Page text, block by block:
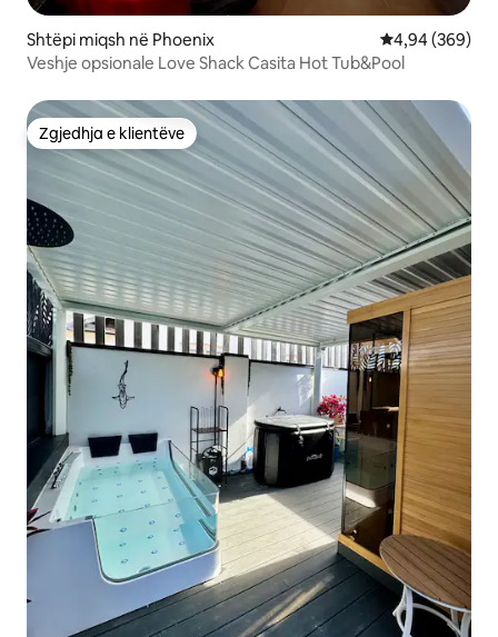
Shtëpi miqsh në Phoenix Vlerësimi
4,94 (369)
Veshje opsionale Love Shack Casita Hot Tub&Pool
Zgjedhja e klientëve
Zgjedhja e klientëve